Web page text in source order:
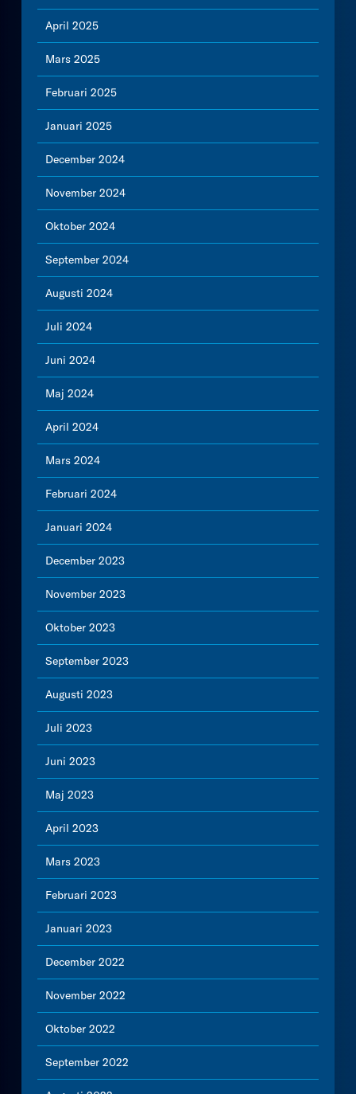
April 2025
Mars 2025
Februari 2025
Januari 2025
December 2024
November 2024
Oktober 2024
September 2024
Augusti 2024
Juli 2024
Juni 2024
Maj 2024
April 2024
Mars 2024
Februari 2024
Januari 2024
December 2023
November 2023
Oktober 2023
September 2023
Augusti 2023
Juli 2023
Juni 2023
Maj 2023
April 2023
Mars 2023
Februari 2023
Januari 2023
December 2022
November 2022
Oktober 2022
September 2022